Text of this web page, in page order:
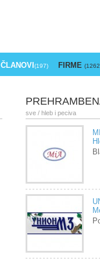
ČLANOVI (197) FIRME
sve / hleb i peciva